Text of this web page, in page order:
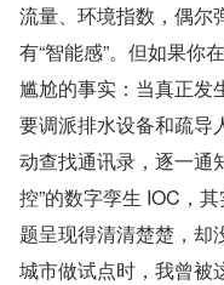
流量、环境指数，偶尔
有“智能感”。但如果你
尴尬的事实：当真正发
要调派排水设备和疏导
动查找通讯录，逐一通
控”的数字孪生 IOC，
题呈现得清清楚楚，却
城市做试点时，我曾被